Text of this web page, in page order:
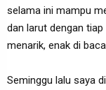
selama ini mampu
dan larut dengan
menarik, enak di
Seminggu lalu saya